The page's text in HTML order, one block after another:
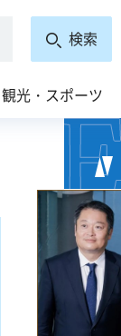
検索
観光・スポーツ